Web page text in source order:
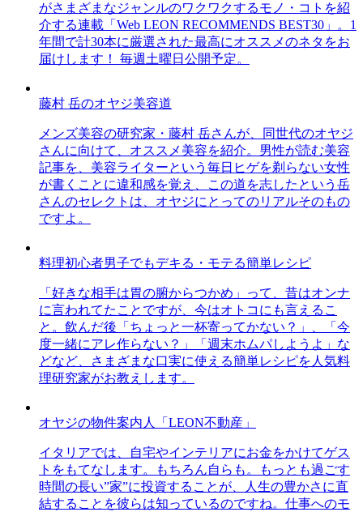
がさまざまなジャンルのワクワクするモノ・コトを紹
介する連載「Web LEON RECOMMENDS BEST30」。1
年間で計30本に厳選された最高にオススメのネタをお
届けします！ 毎週土曜日公開予定。
藤村 岳のオヤジ美容道
メンズ美容の研究家・藤村 岳さんが、同世代のオヤジ
さんに向けて、オススメ美容を紹介。男性が読む美容
記事を、美容ライターという毎日ヒゲを剃らない女性
が書くことに違和感を覚え、この道を志したという岳
さんのセレクトは、オヤジにとってのリアルそのもの
ですよ。
料理初心者男子でもデキる・モテる簡単レシピ
「好きな相手は胃の腑からつかめ」って、昔はオンナ
に言われてたことですが、今はオトコにも言えるこ
と。飲んだ後「ちょっと一杯寄ってかない？」、「今
度一緒にアレ作らない？」「週末ホムパしようよ」な
どなど、さまざまな口実に使える簡単レシピを人気料
理研究家がお教えします。
オヤジの物件案内人「LEON不動産」
イタリアでは、自宅やインテリアにお金をかけてゲス
トをもてなします。もちろん自らも。もっとも過ごす
時間の長い”家”に投資することが、人生の豊かさに直
結することを彼らは知っているのですね。仕事へのモ